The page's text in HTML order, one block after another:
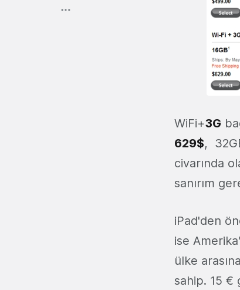
WiFi+3G
629$,
civarında
sanırım
iPad'den
ise
ülke
sahip. 15 €